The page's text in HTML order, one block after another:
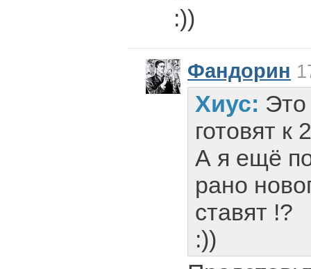
:))
Фандорин
Хиус: Это
готовят к
А я ещё
рано
ставят !?
:))